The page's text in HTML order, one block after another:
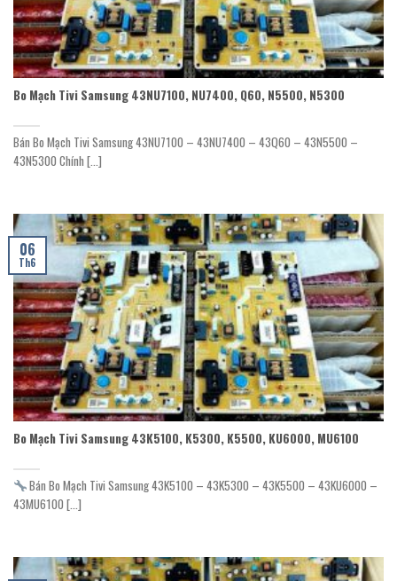
Bo Mạch Tivi Samsung 43NU7100, NU7400, Q60, N5500, N5300
Bán Bo Mạch Tivi Samsung 43NU7100 – 43NU7400 – 43Q60 – 43N5500 –
43N5300 Chính [...]
Bo Mạch Tivi Samsung 43K5100, K5300, K5500, KU6000, MU6100
Bán Bo Mạch Tivi Samsung 43K5100 – 43K5300 – 43K5500 – 43KU6000 –
43MU6100 [...]
06
Th6